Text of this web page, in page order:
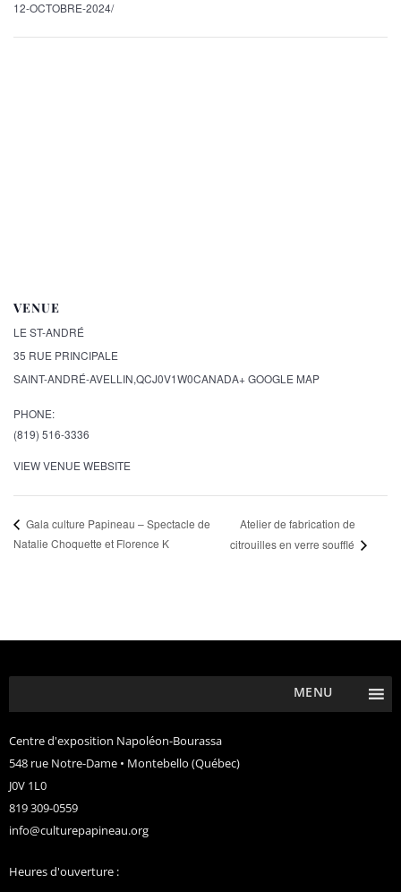
12-OCTOBRE-2024/
VENUE
LE ST-ANDRÉ
35 RUE PRINCIPALE
SAINT-ANDRÉ-AVELLIN,QCJ0V1W0CANADA+ GOOGLE MAP
PHONE:
(819) 516-3336
VIEW VENUE WEBSITE
Gala culture Papineau – Spectacle de
Natalie Choquette et Florence K
Atelier de fabrication de
citrouilles en verre soufflé
MENU
Centre d'exposition Napoléon-Bourassa
548 rue Notre-Dame • Montebello (Québec)
J0V 1L0
819 309-0559
info@culturepapineau.org
Heures d'ouverture :